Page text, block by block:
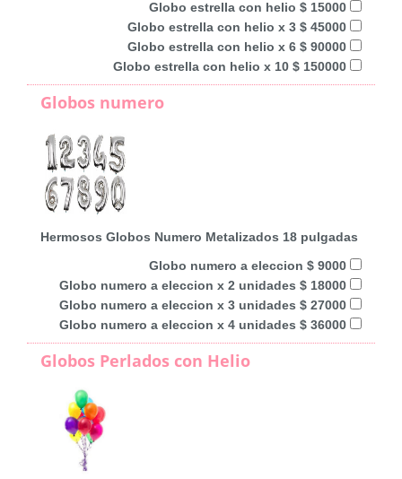
Globo estrella con helio $ 15000
Globo estrella con helio x 3 $ 45000
Globo estrella con helio x 6 $ 90000
Globo estrella con helio x 10 $ 150000
Globos numero
Hermosos Globos Numero Metalizados 18 pulgadas
Globo numero a eleccion $ 9000
Globo numero a eleccion x 2 unidades $ 18000
Globo numero a eleccion x 3 unidades $ 27000
Globo numero a eleccion x 4 unidades $ 36000
Globos Perlados con Helio